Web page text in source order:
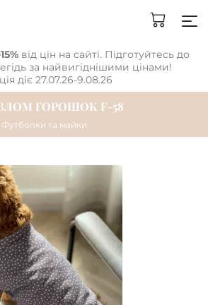
від цін на сайті. Підготуйтесь до
за найвигіднішими цінами!
діє 27.07.26-9.08.26
ГОРОШОК F-58
Футболки та майки